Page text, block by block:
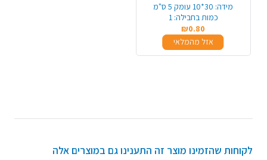
מידה: 30*10 עומק 5 ס"מ
כמות בחבילה: 1
₪0.80
אזל מהמלאי
לקוחות שהזמינו מוצר זה התענינו גם במוצרים אלה